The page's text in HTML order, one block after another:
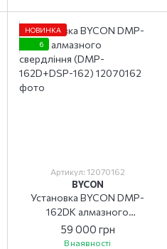
НОВИНКА
6
Артикул: 12070162
BYCON
Установка BYCON DMP-
162DK алмазного
свердління (DMP-
162D+DSP-162)
59 000 грн
В наявності